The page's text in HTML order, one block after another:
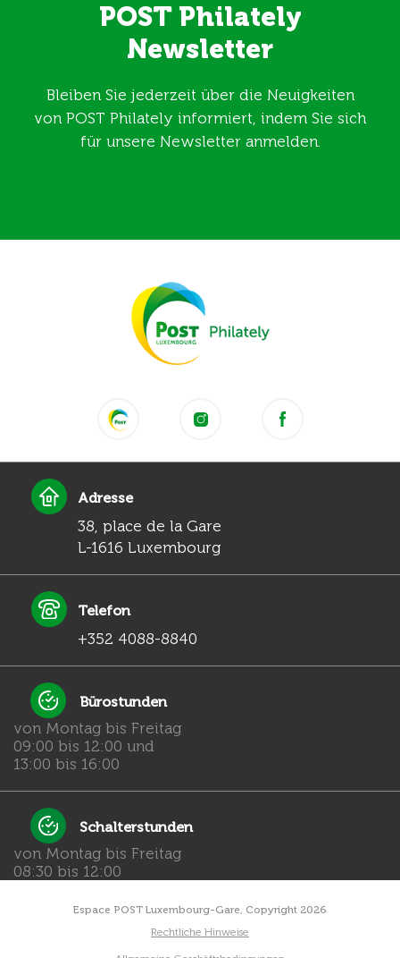
POST Philately
Newsletter
Bleiben Sie jederzeit über die Neuigkeiten
von POST Philately informiert, indem Sie sich
für unsere Newsletter anmelden.
Adresse
38, place de la Gare
L-1616 Luxembourg
Telefon
+352 4088-8840
Bürostunden
von Montag bis Freitag
09:00 bis 12:00 und
13:00 bis 16:00
Schalterstunden
von Montag bis Freitag
08:30 bis 12:00